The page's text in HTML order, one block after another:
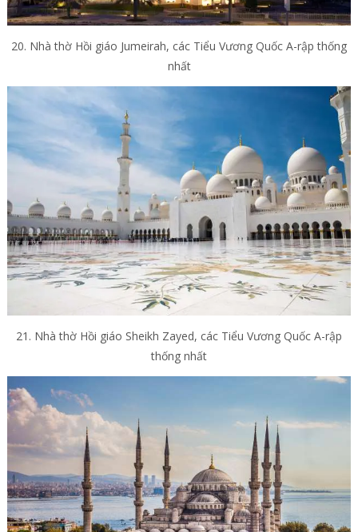
20. Nhà thờ Hồi giáo Jumeirah, các Tiểu Vương Quốc A-rập thống
nhất
21. Nhà thờ Hồi giáo Sheikh Zayed, các Tiểu Vương Quốc A-rập
thống nhất